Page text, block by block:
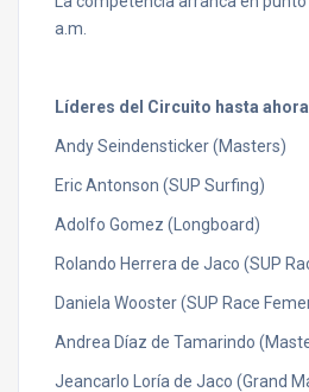
a.m.
Líderes del Circuito hasta ahora
Andy Seindensticker (Masters)
Eric Antonson (SUP Surfing)
Adolfo Gomez (Longboard)
Rolando Herrera de Jaco (SUP
Daniela Wooster (SUP Race
Andrea Díaz de Tamarindo
Jeancarlo Loría de Jaco (Grand